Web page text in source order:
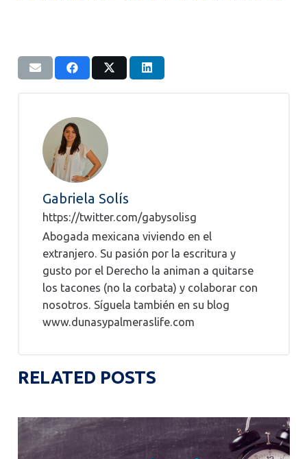
Gabriela Solís
https://twitter.com/gabysolisg
Abogada mexicana viviendo en el
extranjero. Su pasión por la escritura y
gusto por el Derecho la animan a quitarse
los tacones (no la corbata) y colaborar con
nosotros. Síguela también en su blog
www.dunasypalmeraslife.com
RELATED POSTS